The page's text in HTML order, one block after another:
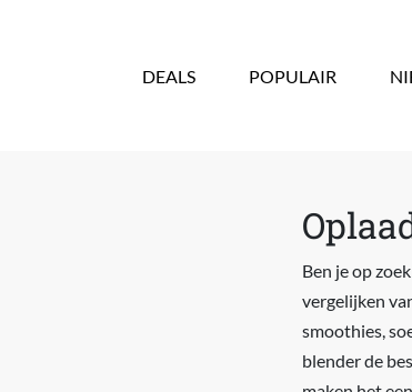
DEALS POPULAIR
Ben je op
vergelijken
smoothies,
blender de